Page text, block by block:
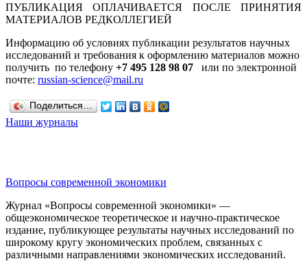
ПУБЛИКАЦИЯ ОПЛАЧИВАЕТСЯ ПОСЛЕ ПРИНЯТИЯ
МАТЕРИАЛОВ РЕДКОЛЛЕГИЕЙ
Информацию об условиях публикации результатов научных
исследований и требования к оформлению материалов можно
получить по телефону +7 495 128 98 07
или по электронной
почте: russian-science@mail.ru
Поделиться…
Наши журналы
Вопросы современной экономики
Журнал «Вопросы современной экономики» —
общеэкономическое теоретическое и научно-практическое
издание, публикующее результаты научных исследований по
широкому кругу экономических проблем, связанных с
различными направлениями экономических исследований.